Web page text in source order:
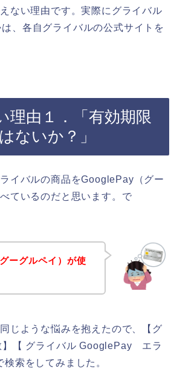
ない理由です。実際にグライバル
、各自グライバルの公式サイトを
理由１．「有効期限
ないか？」
イバルの商品をGooglePay（グー
ているのだと思います。で
ーグルペイ）が使
じような悩みを抱えたので、【グ
【 グライバル GooglePay エラ
索をしてみました。